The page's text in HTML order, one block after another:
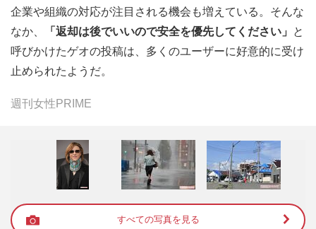
企業や組織の対応が注目される機会も増えている。そんな
なか、
「返却は後でいいので安全を優先してください」
と
呼びかけたゲオの投稿は、多くのユーザーに好意的に受け
止められたようだ。
週刊女性PRIME
すべての写真を見る